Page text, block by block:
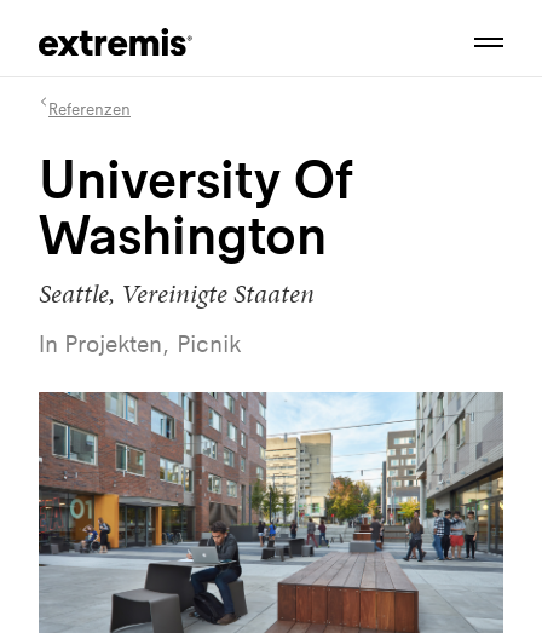
Referenzen
University Of
Washington
Seattle, Vereinigte Staaten
In Projekten, Picnik